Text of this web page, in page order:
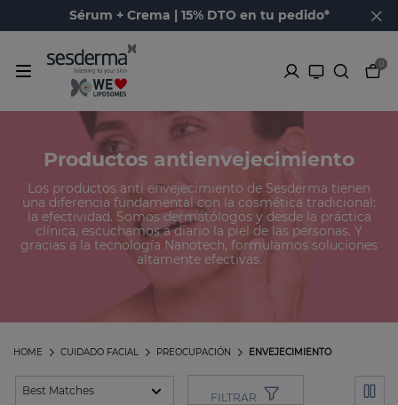
Sérum + Crema | 15% DTO en tu pedido*
0
Productos antienvejecimiento
Los productos anti envejecimiento de Sesderma tienen
una diferencia fundamental con la cosmética tradicional:
la efectividad. Somos dermatólogos y desde la práctica
clínica, escuchamos a diario la piel de las personas. Y
gracias a la tecnología Nanotech, formulamos soluciones
altamente efectivas.
ENVEJECIMIENTO
PREOCUPACIÓN
CUIDADO FACIAL
HOME
FILTRAR